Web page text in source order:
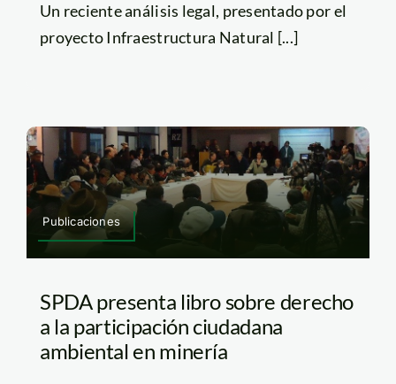
Un reciente análisis legal, presentado por el
proyecto Infraestructura Natural [...]
Publicaciones
SPDA presenta libro sobre derecho
a la participación ciudadana
ambiental en minería